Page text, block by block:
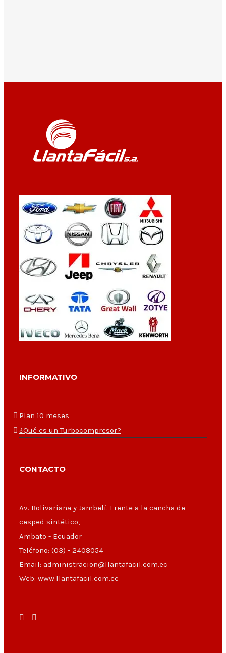
INFORMATIVO
Plan 10 meses
¿Qué es un Turbocompresor?
CONTACTO
Av. Bolivariana y Jambelí. Frente a la cancha de
cesped sintético,
Ambato - Ecuador
Teléfono: (03) - 2408054
Email: administracion@llantafacil.com.ec
Web: www.llantafacil.com.ec